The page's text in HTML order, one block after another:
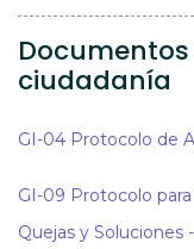
ciudadanía
GI-04 Protocolo de
GI-09 Protocolo
Quejas y Soluciones